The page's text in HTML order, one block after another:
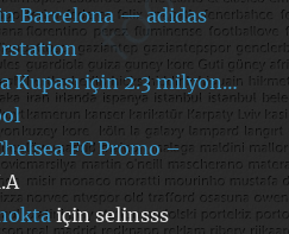
Barcelona — adidas
Kupası için 2.3 milyon…
FC Promo –
içinselinsss